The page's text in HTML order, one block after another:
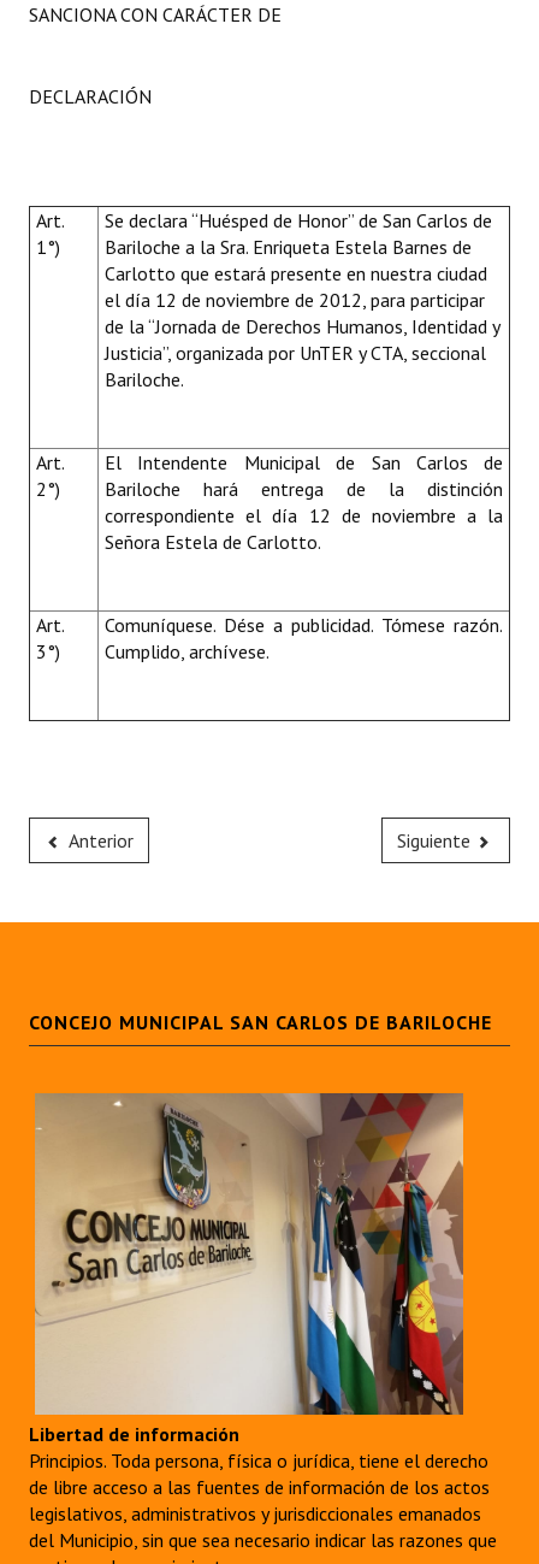
SANCIONA CON CARÁCTER DE
DECLARACIÓN
Art.
1°)
Se declara “Huésped de Honor” de San Carlos de
Bariloche a la Sra. Enriqueta Estela Barnes de
Carlotto que estará presente en nuestra ciudad
el día 12 de noviembre de 2012, para participar
de la“Jornada de Derechos Humanos, Identidad y
Justicia”, organizada por UnTER y CTA, seccional
Bariloche.
Art.
2°)
El Intendente Municipal de San Carlos de
Bariloche hará entrega de la distinción
correspondiente el día 12 de noviembre a la
Señora Estela de Carlotto.
Art.
3°)
Comuníquese. Dése a publicidad. Tómese razón.
Cumplido, archívese.
Anterior Siguiente
CONCEJO MUNICIPAL SAN CARLOS DE BARILOCHE
Libertad de información
Principios. Toda persona, física o jurídica, tiene el derecho
de libre acceso a las fuentes de información de los actos
legislativos, administrativos y jurisdiccionales emanados
del Municipio, sin que sea necesario indicar las razones que